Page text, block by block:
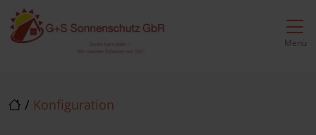
zur Top-Navigation
zur Hauptnavigation
Inhalt springen
zum Footer
Hauptnavigation
Menü
/ Konfiguration